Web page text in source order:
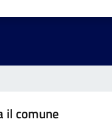
il comune